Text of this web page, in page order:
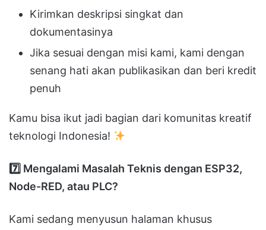
Kirimkan deskripsi singkat dan
dokumentasinya
Jika sesuai dengan misi kami, kami dengan
senang hati akan publikasikan dan beri kredit
penuh
Kamu bisa ikut jadi bagian dari komunitas kreatif
teknologi Indonesia!
7️ Mengalami Masalah Teknis dengan ESP32,
Node-RED, atau PLC?
Kami sedang menyusun halaman khusus